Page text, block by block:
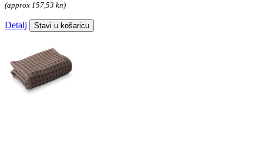
(approx 157,53 kn)
Detalj Stavi u košaricu